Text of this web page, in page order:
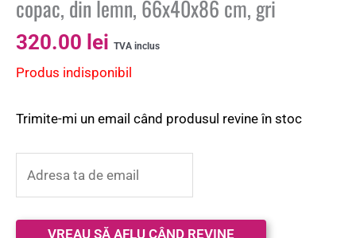
copac, din lemn, 66x40x86 cm, gri
320.00 lei TVA inclus
Produs indisponibil
Trimite-mi un email când produsul revine în stoc